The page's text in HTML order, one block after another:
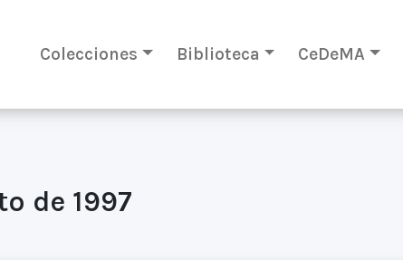
Colecciones Biblioteca CeDeMA
de 1997